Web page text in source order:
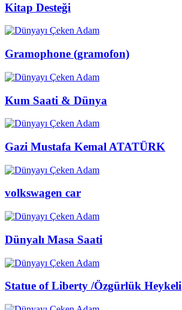
Kitap Desteği
Gramophone (gramofon)
Kum Saati & Dünya
Gazi Mustafa Kemal ATATÜRK
volkswagen car
Dünyalı Masa Saati
Statue of Liberty /Özgürlük Heykeli